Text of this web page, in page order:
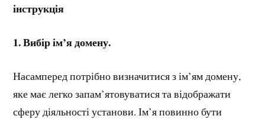
інструкція
1. Вибір ім’я домену.
Насамперед потрібно визначитися з ім’ям домену,
яке має легко запам’ятовуватися та відображати
сферу діяльності установи. Ім’я повинно бути